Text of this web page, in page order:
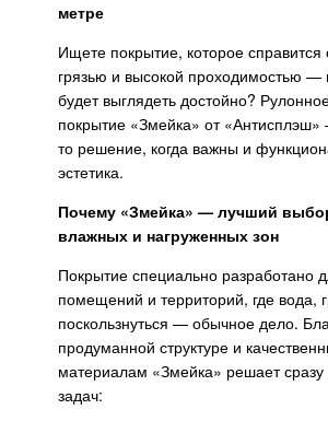
метре
Ищете покрытие, которое справится
грязью и высокой проходимостью —
будет выглядеть достойно?
покрытие «Змейка» от
то решение, когда важны и
эстетика.
Почему «Змейка» — лучший
влажных и нагруженных зон
Покрытие специально разработано
помещений и территорий, где вода,
поскользнуться — обычное дело.
продуманной структуре и
материалам «Змейка» решает сразу
задач: